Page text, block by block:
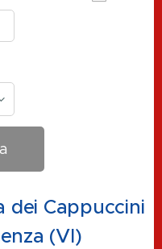
dei Cappuccini
(VI)